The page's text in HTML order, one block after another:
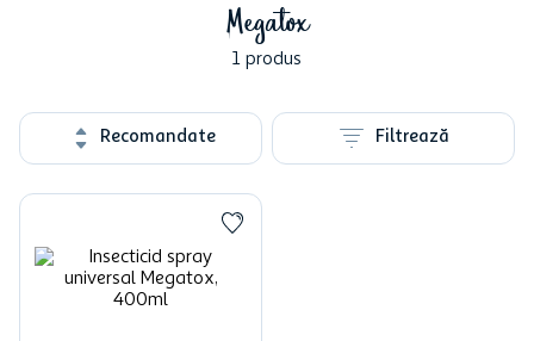
Megatox
1 produs
Recomandate Filtrează